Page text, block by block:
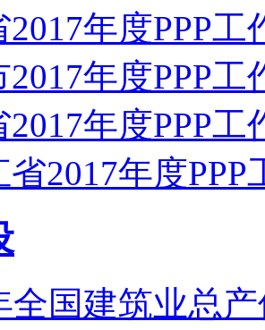
年度PPP工
2017年度PPP工
2017年度PPP工
2017年度PPP
全国建筑业总